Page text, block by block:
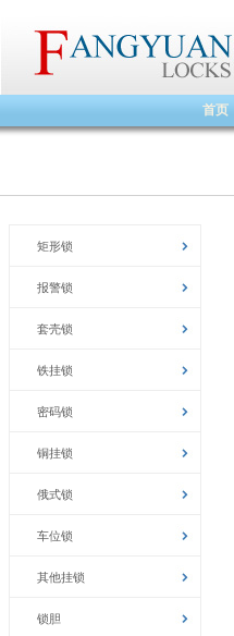
首页
矩形锁
报警锁
套壳锁
铁挂锁
密码锁
铜挂锁
俄式锁
车位锁
其他挂锁
锁胆